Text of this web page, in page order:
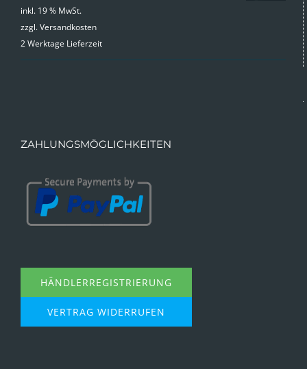
inkl. 19 % MwSt.
zzgl.Versandkosten
2 Werktage Lieferzeit
ZAHLUNGSMÖGLICHKEITEN
HÄNDLERREGISTRIERUNG
VERTRAG WIDERRUFEN